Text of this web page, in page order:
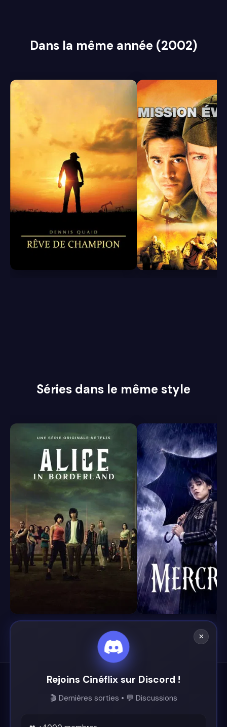
Dans la même année (2002)
6.4
Séries dans le même style
8.4
Cinéflix
×
Rejoins Cinéflix sur Discord !
🎬 Dernières sorties • 💬 Discussions